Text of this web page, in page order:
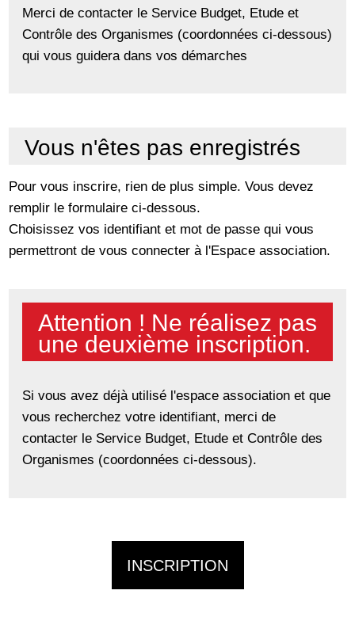
Merci de contacter le Service Budget, Etude et
Contrôle des Organismes (coordonnées ci-dessous)
qui vous guidera dans vos démarches
Vous n'êtes pas enregistrés
Pour vous inscrire, rien de plus simple. Vous devez
remplir le formulaire ci-dessous.
Choisissez vos identifiant et mot de passe qui vous
permettront de vous connecter à l'Espace association.
Attention ! Ne réalisez pas
une deuxième inscription.
Si vous avez déjà utilisé l'espace association et que
vous recherchez votre identifiant, merci de
contacter le Service Budget, Etude et Contrôle des
Organismes (coordonnées ci-dessous).
INSCRIPTION